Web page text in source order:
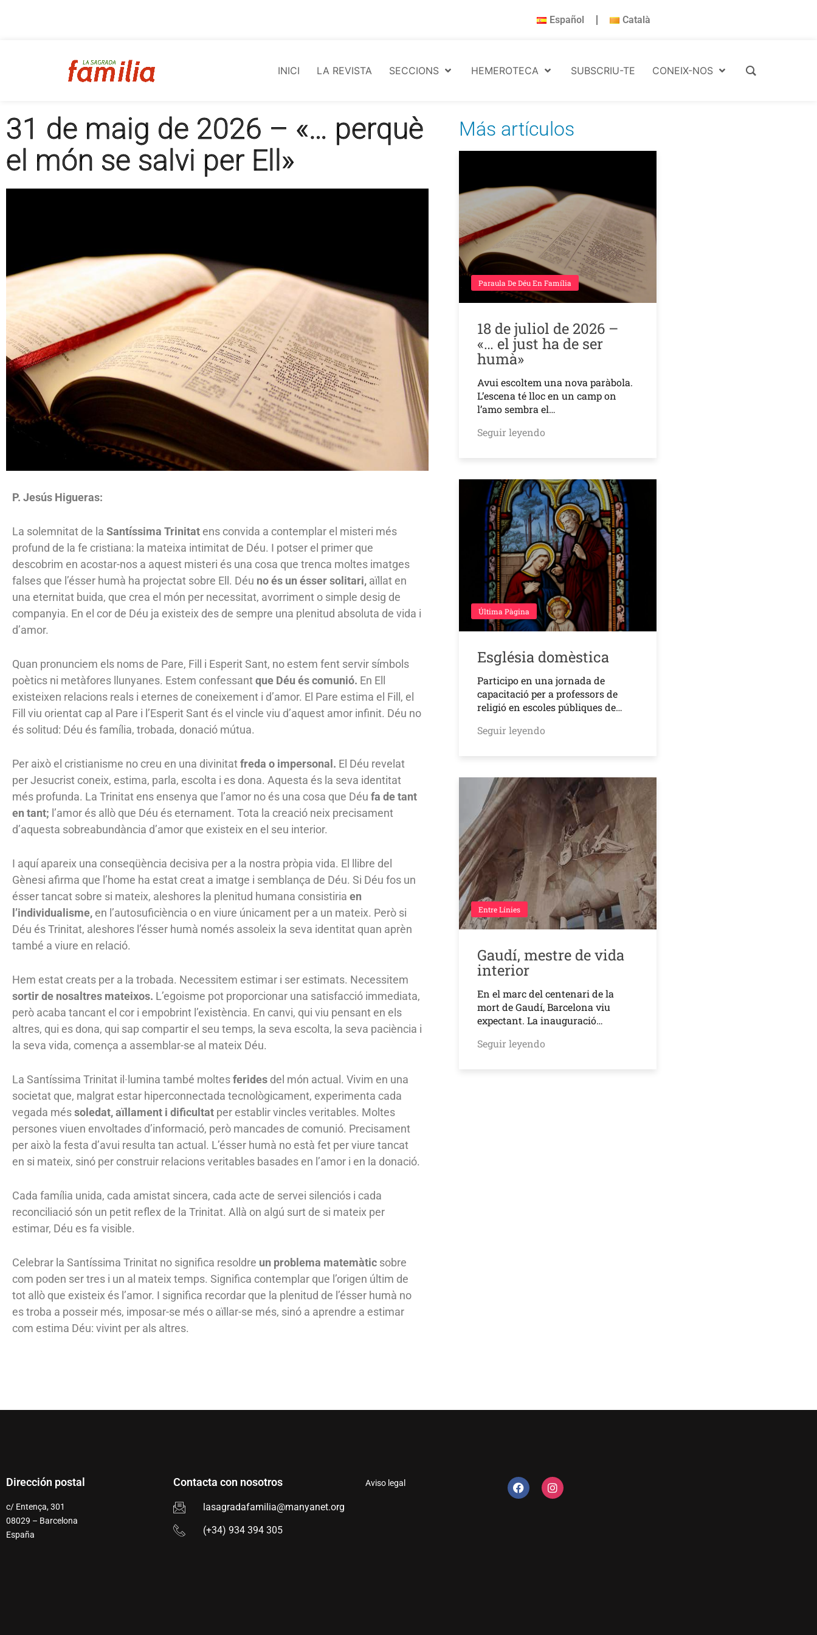
Español Català
INICI LA REVISTA SECCIONS HEMEROTECA SUBSCRIU-TE CONEIX-NOS
31 de maig de 2026 – «… perquè
el món se salvi per Ell»
P. Jesús Higueras:
La solemnitat de la Santíssima Trinitat ens convida a contemplar el misteri més
profund de la fe cristiana: la mateixa intimitat de Déu. I potser el primer que
descobrim en acostar-nos a aquest misteri és una cosa que trenca moltes imatges
falses que l’ésser humà ha projectat sobre Ell. Déu no és un ésser solitari, aïllat en
una eternitat buida, que crea el món per necessitat, avorriment o simple desig de
companyia. En el cor de Déu ja existeix des de sempre una plenitud absoluta de vida i
d’amor.
Quan pronunciem els noms de Pare, Fill i Esperit Sant, no estem fent servir símbols
poètics ni metàfores llunyanes. Estem confessantque Déu és comunió. En Ell
existeixen relacions reals i eternes de coneixement i d’amor. El Pare estima el Fill, el
Fill viu orientat cap al Pare i l’Esperit Sant és el vincle viu d’aquest amor infinit. Déu no
és solitud: Déu és família, trobada, donació mútua.
Per això el cristianisme no creu en una divinitatfreda o impersonal. El Déu revelat
per Jesucrist coneix, estima, parla, escolta i es dona. Aquesta és la seva identitat
més profunda. La Trinitat ens ensenya que l’amor no és una cosa que Déu fa de tant
en tant; l’amor és allò que Déu és eternament. Tota la creació neix precisament
d’aquesta sobreabundància d’amor que existeix en el seu interior.
I aquí apareix una conseqüència decisiva per a la nostra pròpia vida. El llibre del
Gènesi afirma que l’home ha estat creat a imatge i semblança de Déu. Si Déu fos un
ésser tancat sobre si mateix, aleshores la plenitud humana consistiria en
l’individualisme, en l’autosuficiència o en viure únicament per a un mateix. Però si
Déu és Trinitat, aleshores l’ésser humà només assoleix la seva identitat quan aprèn
també a viure en relació.
Hem estat creats per a la trobada. Necessitem estimar i ser estimats. Necessitem
sortir de nosaltres mateixos. L’egoisme pot proporcionar una satisfacció immediata,
però acaba tancant el cor i empobrint l’existència. En canvi, qui viu pensant en els
altres, qui es dona, qui sap compartir el seu temps, la seva escolta, la seva paciència i
la seva vida, comença a assemblar-se al mateix Déu.
La Santíssima Trinitat il·lumina també moltesferides del món actual. Vivim en una
societat que, malgrat estar hiperconnectada tecnològicament, experimenta cada
vegada méssoledat, aïllament i dificultat per establir vincles veritables. Moltes
persones viuen envoltades d’informació, però mancades de comunió. Precisament
per això la festa d’avui resulta tan actual. L’ésser humà no està fet per viure tancat
en si mateix, sinó per construir relacions veritables basades en l’amor i en la donació.
Cada família unida, cada amistat sincera, cada acte de servei silenciós i cada
reconciliació són un petit reflex de la Trinitat. Allà on algú surt de si mateix per
estimar, Déu es fa visible.
Celebrar la Santíssima Trinitat no significa resoldre un problema matemàtic sobre
com poden ser tres i un al mateix temps. Significa contemplar que l’origen últim de
tot allò que existeix és l’amor. I significa recordar que la plenitud de l’ésser humà no
es troba a posseir més, imposar-se més o aïllar-se més, sinó a aprendre a estimar
com estima Déu: vivint per als altres.
Más artículos
Paraula De Déu En Família
18 de juliol de 2026 –
«… el just ha de ser
humà»
Avui escoltem una nova paràbola.
L’escena té lloc en un camp on
l’amo sembra el…
Seguir leyendo
Última Pàgina
Església domèstica
Participo en una jornada de
capacitació per a professors de
religió en escoles públiques de…
Seguir leyendo
Entre Línies
Gaudí, mestre de vida
interior
En el marc del centenari de la
mort de Gaudí, Barcelona viu
expectant. La inauguració…
Seguir leyendo
Dirección postal
c/ Entença, 301
08029 – Barcelona
España
Contacta con nosotros
lasagradafamilia@manyanet.org
(+34) 934 394 305
Aviso legal